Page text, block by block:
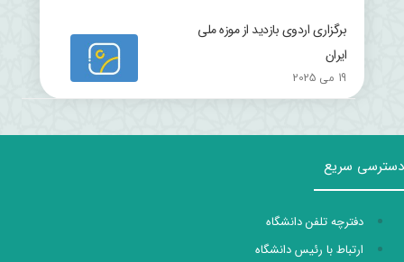
برگزاری اردوی بازدید از موزه ملی
ایران
19 می 2025
دسترسی سریع
دفترچه تلفن دانشگاه
ارتباط با رئیس دانشگاه